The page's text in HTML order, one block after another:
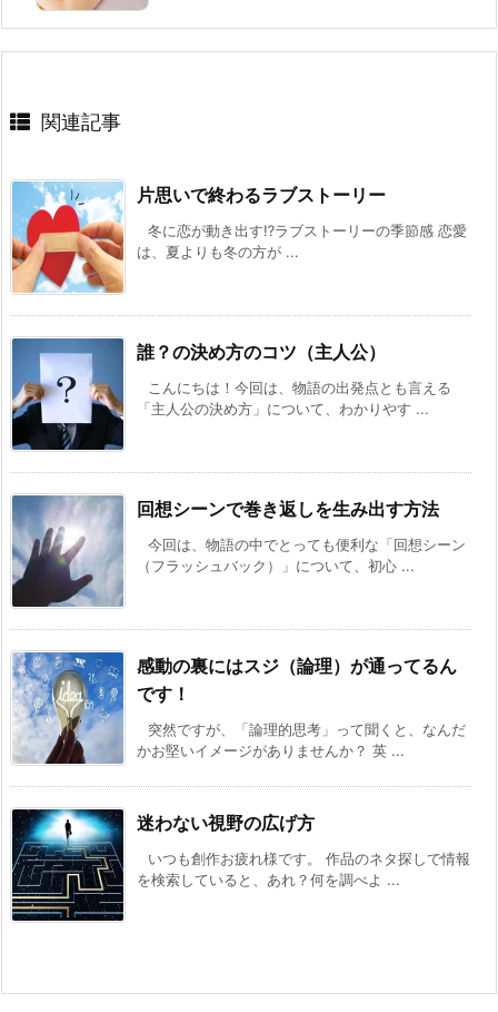
関連記事
片思いで終わるラブストーリー
冬に恋が動き出す⁉ラブストーリーの季節感 恋愛
は、夏よりも冬の方が ...
誰？の決め方のコツ（主人公）
こんにちは！今回は、物語の出発点とも言える
「主人公の決め方」について、わかりやす ...
回想シーンで巻き返しを生み出す方法
今回は、物語の中でとっても便利な「回想シーン
（フラッシュバック）」について、初心 ...
感動の裏にはスジ（論理）が通ってるん
です！
突然ですが、「論理的思考」って聞くと、なんだ
かお堅いイメージがありませんか？ 英 ...
迷わない視野の広げ方
いつも創作お疲れ様です。 作品のネタ探しで情報
を検索していると、あれ？何を調べよ ...